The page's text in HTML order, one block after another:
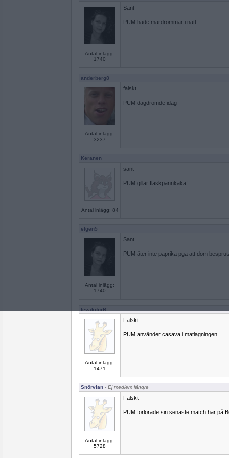
Antal inlägg:
1740
Sant
PUM hade mardrömmar i natt
anderberg8
Antal inlägg:
3237
falskt
PUM dagdrömde idag
Keranen
Antal inlägg: 84
sant
PUM gillar fläskpannkaka!
elgen5
Antal inlägg:
1740
Sant
PUM äter inte paprika pga att dom
levakdörB
Antal inlägg:
1471
Falskt
PUM använder casava i matlagningen
Snörvlan - Ej medlem längre
Antal inlägg:
5728
Falskt
PUM förlorade sin senaste match här på